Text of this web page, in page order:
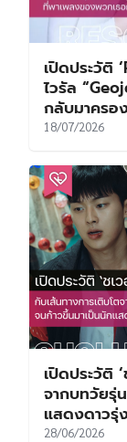
เปิดประวัติ
ไวรัล
กลับมาครอ
18/07/2026
เปิดประวัติ
จากบทวัยรุ่
แสดงดาวรุ่
28/06/2026